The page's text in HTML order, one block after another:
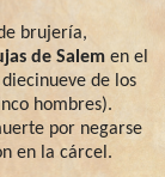
brujería,
de Salem en el
de los
hombres).
por negarse
en la cárcel.